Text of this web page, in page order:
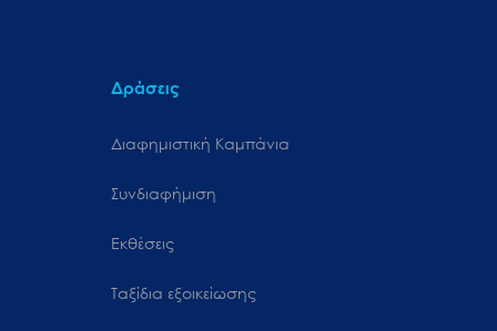
Δράσεις
Διαφημιστική Καμπάνια
Συνδιαφήμιση
Εκθέσεις
Ταξίδια εξοικείωσης